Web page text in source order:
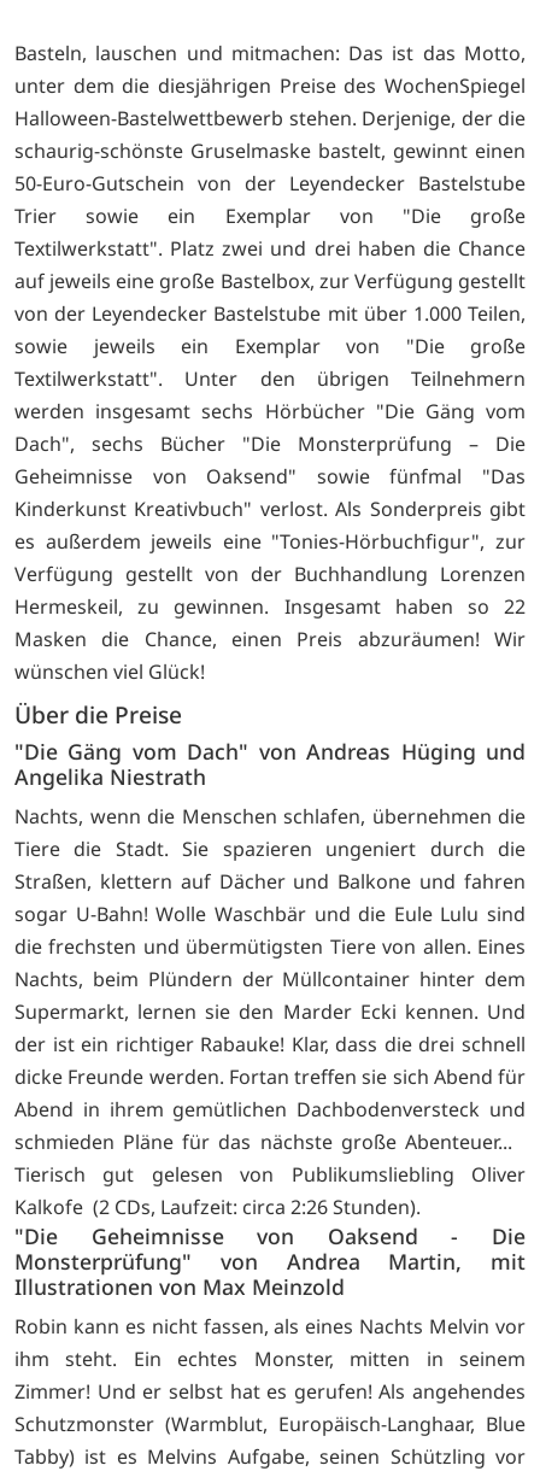
Basteln, lauschen und mitmachen: Das ist das Motto,
unter dem die diesjährigen Preise des WochenSpiegel
Halloween-Bastelwettbewerb stehen. Derjenige, der die
schaurig-schönste Gruselmaske bastelt, gewinnt einen
50-Euro-Gutschein von der Leyendecker Bastelstube
Trier sowie ein Exemplar von "Die große
Textilwerkstatt". Platz zwei und drei haben die Chance
auf jeweils eine große Bastelbox, zur Verfügung gestellt
von der Leyendecker Bastelstube mit über 1.000 Teilen,
sowie jeweils ein Exemplar von "Die große
Textilwerkstatt". Unter den übrigen Teilnehmern
werden insgesamt sechs Hörbücher "Die Gäng vom
Dach", sechs Bücher "Die Monsterprüfung – Die
Geheimnisse von Oaksend" sowie fünfmal "Das
Kinderkunst Kreativbuch" verlost. Als Sonderpreis gibt
es außerdem jeweils eine "Tonies-Hörbuchfigur", zur
Verfügung gestellt von der Buchhandlung Lorenzen
Hermeskeil, zu gewinnen. Insgesamt haben so 22
Masken die Chance, einen Preis abzuräumen! Wir
wünschen viel Glück!
Über die Preise
"Die Gäng vom Dach" von Andreas Hüging und
Angelika Niestrath
Nachts, wenn die Menschen schlafen, übernehmen die
Tiere die Stadt. Sie spazieren ungeniert durch die
Straßen, klettern auf Dächer und Balkone und fahren
sogar U-Bahn! Wolle Waschbär und die Eule Lulu sind
die frechsten und übermütigsten Tiere von allen. Eines
Nachts, beim Plündern der Müllcontainer hinter dem
Supermarkt, lernen sie den Marder Ecki kennen. Und
der ist ein richtiger Rabauke! Klar, dass die drei schnell
dicke Freunde werden. Fortan treffen sie sich Abend für
Abend in ihrem gemütlichen Dachbodenversteck und
schmieden Pläne für das nächste große Abenteuer...
Tierisch gut gelesen von Publikumsliebling Oliver
Kalkofe (2 CDs, Laufzeit: circa 2:26 Stunden).
"Die Geheimnisse von Oaksend - Die
Monsterprüfung" von Andrea Martin, mit
Illustrationen von Max Meinzold
Robin kann es nicht fassen, als eines Nachts Melvin vor
ihm steht. Ein echtes Monster, mitten in seinem
Zimmer! Und er selbst hat es gerufen! Als angehendes
Schutzmonster (Warmblut, Europäisch-Langhaar, Blue
Tabby) ist es Melvins Aufgabe, seinen Schützling vor